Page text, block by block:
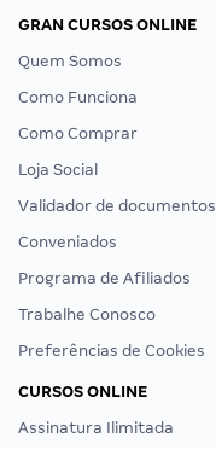
GRAN CURSOS ONLINE
Quem Somos
Como Funciona
Como Comprar
Loja Social
Validador de documentos
Conveniados
Programa de Afiliados
Trabalhe Conosco
Preferências de Cookies
CURSOS ONLINE
Assinatura Ilimitada